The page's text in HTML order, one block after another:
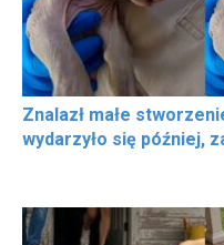
Znalazł małe
wydarzyło się później,